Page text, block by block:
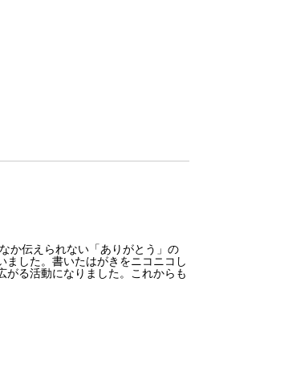
か伝えられない「ありがとう」の
した。書いたはがきをニコニコし
る活動になりました。これからも